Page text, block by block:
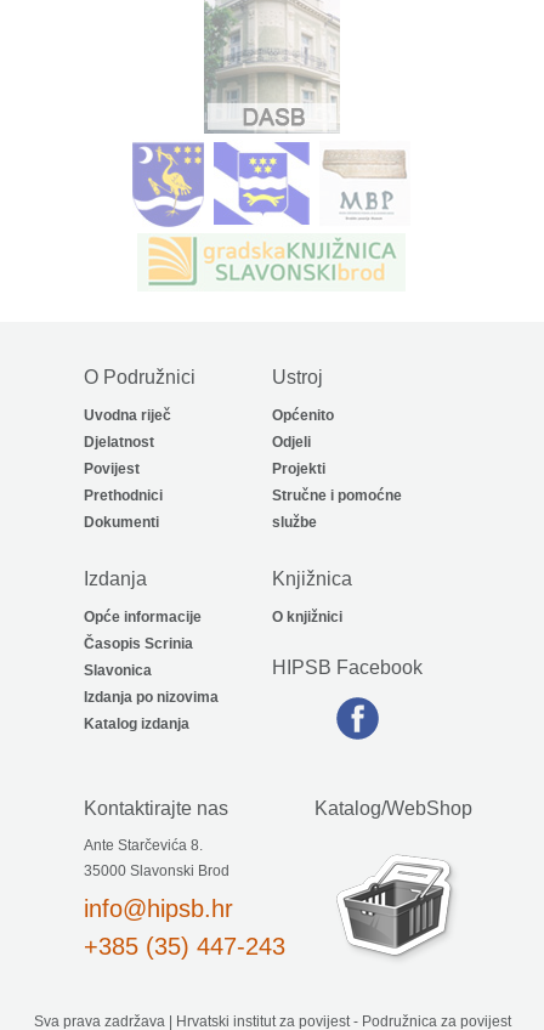
O Podružnici
Uvodna riječ
Djelatnost
Povijest
Prethodnici
Dokumenti
Ustroj
Općenito
Odjeli
Projekti
Stručne i pomoćne
službe
Izdanja
Opće informacije
Časopis Scrinia
Slavonica
Izdanja po nizovima
Katalog izdanja
Knjižnica
O knjižnici
HIPSB Facebook
Kontaktirajte nas
Ante Starčevića 8.
35000 Slavonski Brod
info@hipsb.hr
+385 (35) 447-243
Katalog/WebShop
Sva prava zadržava | Hrvatski institut za povijest - Podružnica za povijest